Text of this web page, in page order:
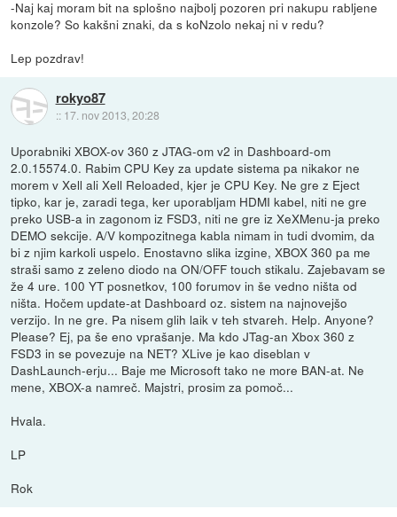
-Naj kaj moram bit na splošno najbolj pozoren pri nakupu rabljene
konzole? So kakšni znaki, da s koNzolo nekaj ni v redu?
Lep pozdrav!
rokyo87
:: 17. nov 2013, 20:28
Uporabniki XBOX-ov 360 z JTAG-om v2 in Dashboard-om
2.0.15574.0. Rabim CPU Key za update sistema pa nikakor ne
morem v Xell ali Xell Reloaded, kjer je CPU Key. Ne gre z Eject
tipko, kar je, zaradi tega, ker uporabljam HDMI kabel, niti ne gre
preko USB-a in zagonom iz FSD3, niti ne gre iz XeXMenu-ja preko
DEMO sekcije. A/V kompozitnega kabla nimam in tudi dvomim, da
bi z njim karkoli uspelo. Enostavno slika izgine, XBOX 360 pa me
straši samo z zeleno diodo na ON/OFF touch stikalu. Zajebavam se
že 4 ure. 100 YT posnetkov, 100 forumov in še vedno ništa od
ništa. Hočem update-at Dashboard oz. sistem na najnovejšo
verzijo. In ne gre. Pa nisem glih laik v teh stvareh. Help. Anyone?
Please? Ej, pa še eno vprašanje. Ma kdo JTag-an Xbox 360 z
FSD3 in se povezuje na NET? XLive je kao diseblan v
DashLaunch-erju... Baje me Microsoft tako ne more BAN-at. Ne
mene, XBOX-a namreč. Majstri, prosim za pomoč...
Hvala.
LP
Rok